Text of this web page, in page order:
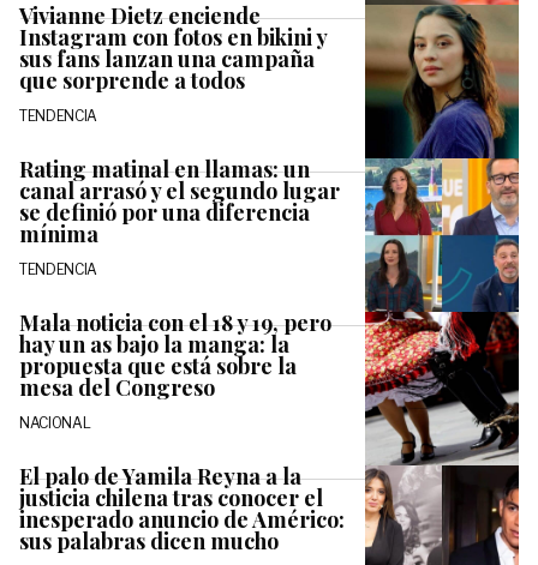
Vivianne Dietz enciende
Instagram con fotos en bikini y
sus fans lanzan una campaña
que sorprende a todos
TENDENCIA
Rating matinal en llamas: un
canal arrasó y el segundo lugar
se definió por una diferencia
mínima
TENDENCIA
Mala noticia con el 18 y 19, pero
hay un as bajo la manga: la
propuesta que está sobre la
mesa del Congreso
NACIONAL
El palo de Yamila Reyna a la
justicia chilena tras conocer el
inesperado anuncio de Américo:
sus palabras dicen mucho